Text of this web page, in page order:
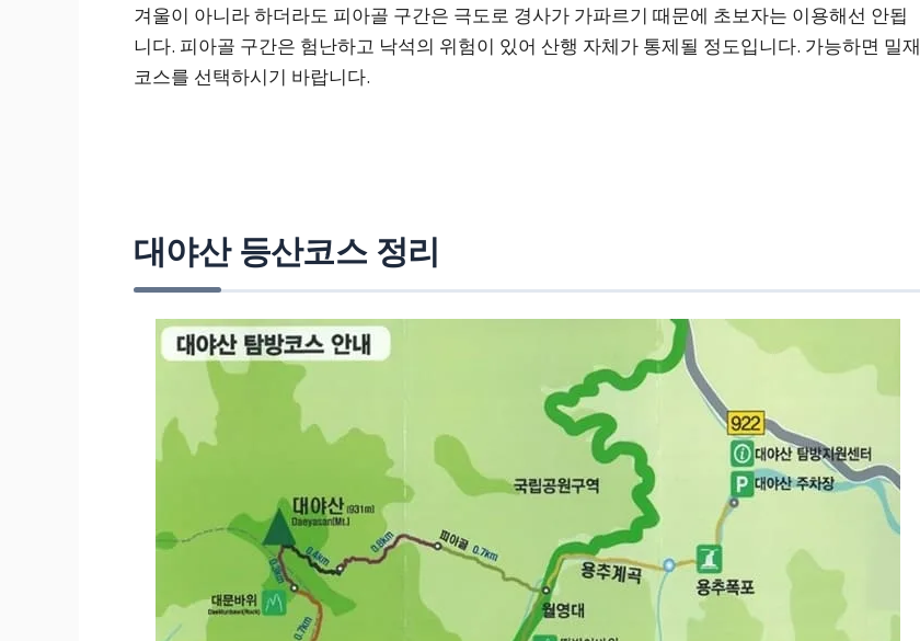
겨울이 아니라 하더라도 피아골 구간은 극도로 경사가 가파르기 때문에 초보자는 이용해선 안됩
니다. 피아골 구간은 험난하고 낙석의 위험이 있어 산행 자체가 통제될 정도입니다. 가능하면 밀재
코스를 선택하시기 바랍니다.
대야산 등산코스 정리